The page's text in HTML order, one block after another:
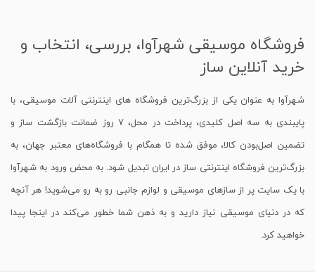
فروشگاه موسیقی شهرآوا، بررسی، انتخاب و
خرید آنلاین ساز
شهرآوا به عنوان یکی از بزرگ‌ترین فروشگاه های اینترنتی آلات موسیقی، با
پایبندی به سه اصل کلیدی، پرداخت در محل، 7 روز ضمانت بازگشت ساز و
تضمین اصل‌بودن کالا، موفق شده تا همگام با فروشگاه‌های معتبر جهان، به
بزرگ‌ترین فروشگاه اینترنتی ساز در ایران تبدیل شود. به محض ورود به شهرآوا
با یک سایت پر از سازهای موسیقی و لوازم جانبی رو به رو می‌شوید! هر آنچه
که در دنیای موسیقی نیاز دارید و به ذهن شما خطور می‌کند در اینجا پیدا
خواهید کرد.